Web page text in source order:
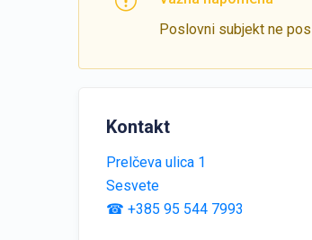
Poslovni subjekt ne
Kontakt
Prelčeva ulica 1
Sesvete
☎ +385 95 544 7993